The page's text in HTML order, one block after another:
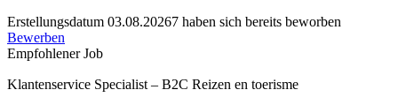
Erstellungsdatum 03.08.20267 haben sich bereits beworben
Bewerben
Empfohlener Job
Klantenservice Specialist – B2C Reizen en toerisme